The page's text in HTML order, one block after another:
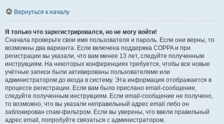
Вернуться к началу
Я только что зарегистрировался, но не могу войти!
Сначала проверьте свои имя пользователя и пароль. Если они верны, то
возможны два варианта. Если включена поддержка COPPA и при
регистрации вы указали, что вам менее 13 лет, следуйте полученным
инструкциям. На некоторых конференциях требуется, чтобы все новые
учётные записи были активированы пользователями или
администратором до входа в систему. Эта информация отображается в
процессе регистрации. Если вам было прислано email-сообщение,
следуйте полученным инструкциям. Если email-сообщение не получено,
то возможно, что вы указали неправильный адрес email либо он
заблокирован спам-фильтром. Если вы уверены, что ввели правильный
адрес email, попробуйте связаться с администратором.